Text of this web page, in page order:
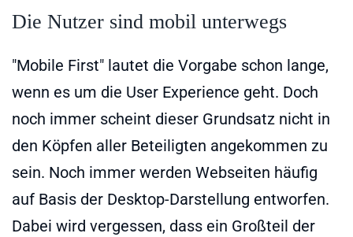
Die Nutzer sind mobil unterwegs
"Mobile First" lautet die Vorgabe schon lange,
wenn es um die User Experience geht. Doch
noch immer scheint dieser Grundsatz nicht in
den Köpfen aller Beteiligten angekommen zu
sein. Noch immer werden Webseiten häufig
auf Basis der Desktop-Darstellung entworfen.
Dabei wird vergessen, dass ein Großteil der